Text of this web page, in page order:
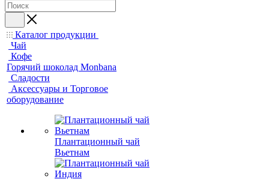
Каталог продукции
Чай
Кофе
Горячий шоколад Monbana
Сладости
Аксессуары и Торговое
оборудование
Плантационный чай
Вьетнам